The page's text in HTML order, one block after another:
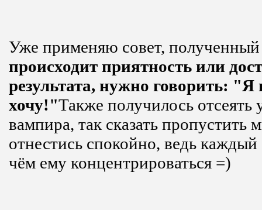
Уже применяю совет,
происходит приятность или
результата, нужно говорить: "Я
хочу!"Также получилось отсеять
вампира, так сказать пропустить
отнестись спокойно, ведь
чём ему концентрироваться =)